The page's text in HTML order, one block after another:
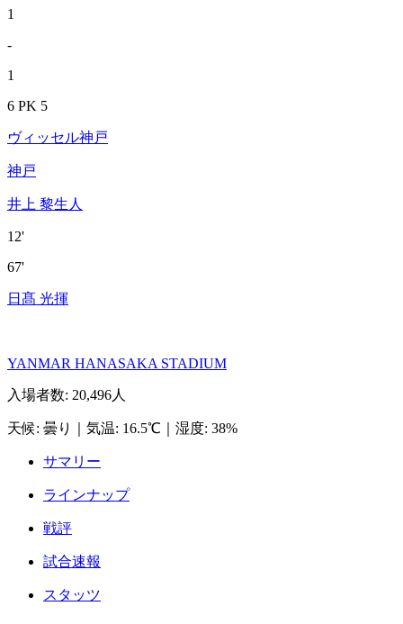
1
-
1
6 PK 5
ヴィッセル神戸
神戸
井上 黎生人
12'
67'
日髙 光揮
YANMAR HANASAKA STADIUM
入場者数: 20,496人
天候: 曇り 気温: 16.5℃ 湿度: 38%
サマリー
ラインナップ
戦評
試合速報
スタッツ